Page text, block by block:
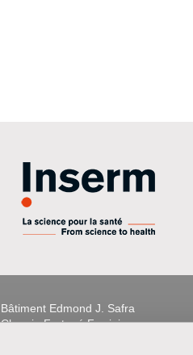
Bâtiment Edmond J. Safra
Chemin Fortuné Ferrini